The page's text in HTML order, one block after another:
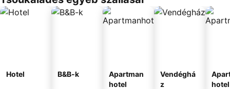
Hotel B&B-k
Apartman
hotel
Vendéghá
z
hotel